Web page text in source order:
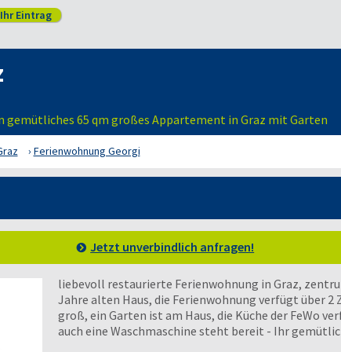
Ihr Eintrag
gemütliches 65 qm großes Appartement in Graz mit Garten
Ferienwohnung Georgi
Jetzt unverbindlich anfragen!
liebevoll restaurierte Ferienwohnung in Graz,
Jahre alten Haus, die Ferienwohnung verfügt über 2
groß, ein Garten ist am Haus, die Küche der FeWo
auch eine Waschmaschine steht bereit - Ihr